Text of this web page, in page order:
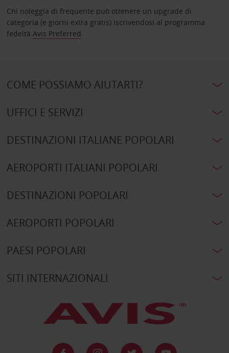
Chi noleggia di frequente può ottenere un upgrade di
categoria (e giorni extra gratis) iscrivendosi al programma
fedeltà Avis Preferred.
COME POSSIAMO AIUTARTI?
UFFICI E SERVIZI
DESTINAZIONI ITALIANE POPOLARI
AEROPORTI ITALIANI POPOLARI
DESTINAZIONI POPOLARI
AEROPORTI POPOLARI
PAESI POPOLARI
SITI INTERNAZIONALI